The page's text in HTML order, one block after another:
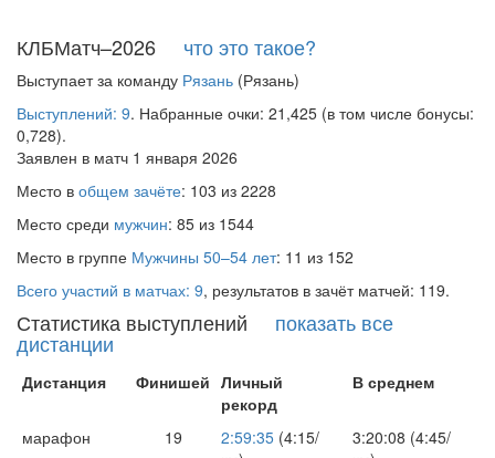
КЛБМатч–2026 что это такое?
Выступает за команду Рязань (Рязань)
Выступлений: 9. Набранные очки: 21,425 (в том числе бонусы:
0,728).
Заявлен в матч 1 января 2026
Место в общем зачёте: 103 из 2228
Место среди мужчин: 85 из 1544
Место в группе Мужчины 50–54 лет: 11 из 152
Всего участий в матчах: 9, результатов в зачёт матчей: 119.
Статистика выступлений показать все
дистанции
Дистанция Финишей Личный
рекорд
В среднем
марафон 19 2:59:35 (4:15/
3:20:08 (4:45/